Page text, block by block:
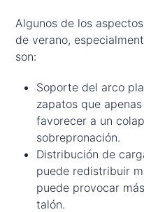
Algunos de los
de verano,
son:
Soporte del arco
zapatos que
favorecer a un
sobrepronación.
Distribución de
puede redistribuir
puede provocar
talón.